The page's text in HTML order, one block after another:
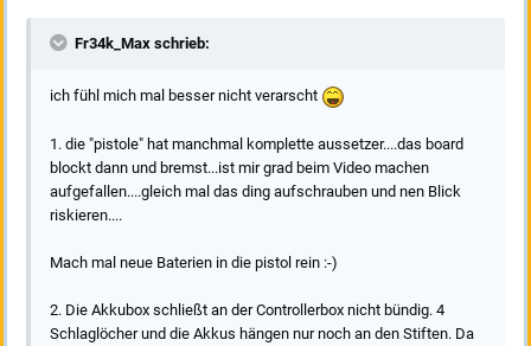
Fr34k_Max schrieb:
ich fühl mich mal besser nicht verarscht
1. die "pistole" hat manchmal komplette aussetzer....das board
blockt dann und bremst...ist mir grad beim Video machen
aufgefallen....gleich mal das ding aufschrauben und nen Blick
riskieren....
Mach mal neue Baterien in die pistol rein :-)
2. Die Akkubox schließt an der Controllerbox nicht bündig. 4
Schlaglöcher und die Akkus hängen nur noch an den Stiften. Da